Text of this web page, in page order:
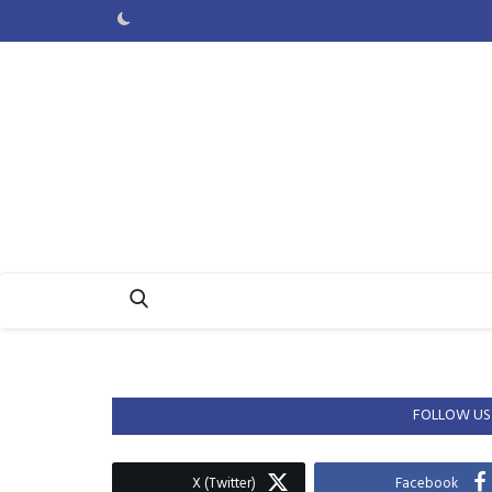
FOLLOW US
Facebook
X (Twitter)